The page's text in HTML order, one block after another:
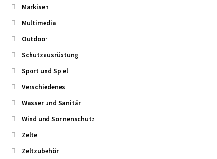
Markisen
Multimedia
Outdoor
Schutzausrüstung
Sport und Spiel
Verschiedenes
Wasser und Sanitär
Wind und Sonnenschutz
Zelte
Zeltzubehör